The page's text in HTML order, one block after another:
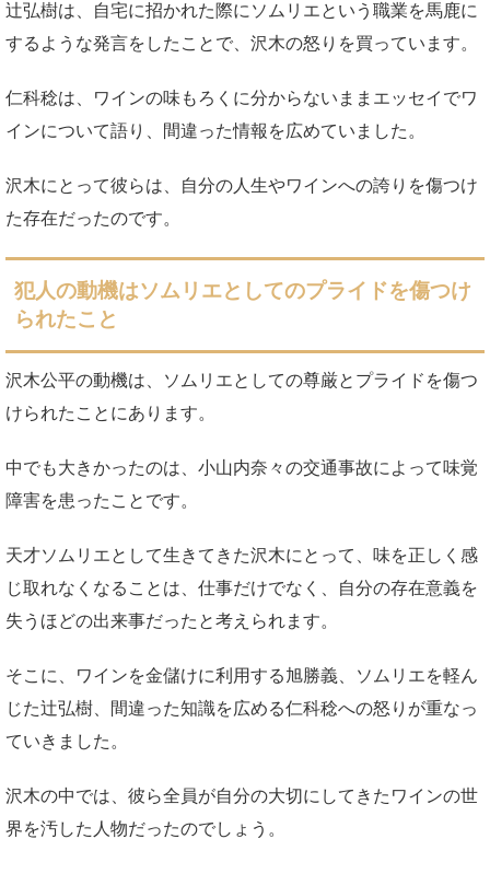
辻弘樹は、自宅に招かれた際にソムリエという職業を馬鹿に
するような発言をしたことで、沢木の怒りを買っています。
仁科稔は、ワインの味もろくに分からないままエッセイでワ
インについて語り、間違った情報を広めていました。
沢木にとって彼らは、自分の人生やワインへの誇りを傷つけ
た存在だったのです。
犯人の動機はソムリエとしてのプライドを傷つけ
られたこと
沢木公平の動機は、ソムリエとしての尊厳とプライドを傷つ
けられたことにあります。
中でも大きかったのは、小山内奈々の交通事故によって味覚
障害を患ったことです。
天才ソムリエとして生きてきた沢木にとって、味を正しく感
じ取れなくなることは、仕事だけでなく、自分の存在意義を
失うほどの出来事だったと考えられます。
そこに、ワインを金儲けに利用する旭勝義、ソムリエを軽ん
じた辻弘樹、間違った知識を広める仁科稔への怒りが重なっ
ていきました。
沢木の中では、彼ら全員が自分の大切にしてきたワインの世
界を汚した人物だったのでしょう。